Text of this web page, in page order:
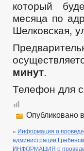
который
месяца по
Шелковская,
минут.
Телефон для
Опубликовано
« Информация о
администрации
ИНФОРМАЦИЯ о